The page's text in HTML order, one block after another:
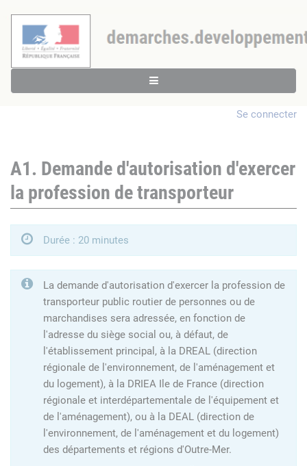
Se connecter
A1. Demande d'autorisation d'exercer
la profession de transporteur
Durée : 20 minutes
La demande d'autorisation d'exercer la profession de
transporteur public routier de personnes ou de
marchandises sera adressée, en fonction de
l'adresse du siège social ou, à défaut, de
l'établissement principal, à la DREAL (direction
régionale de l'environnement, de l'aménagement et
du logement), à la DRIEA Ile de France (direction
régionale et interdépartementale de l'équipement et
de l'aménagement), ou à la DEAL (direction de
l'environnement, de l'aménagement et du logement)
des départements et régions d'Outre-Mer.